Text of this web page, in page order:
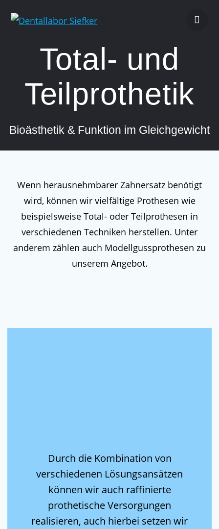
Total- und
Teilprothetik
Bioästhetik & Funktion im Gleichgewicht
Wenn herausnehmbarer Zahnersatz benötigt
wird, können wir vielfältige Prothesen wie
beispielsweise Total- oder Teilprothesen in
verschiedenen Techniken herstellen. Unter
anderem zählen auch Modellgussprothesen zu
unserem Angebot.
Durch die Kombination von
verschiedenen Lösungsansätzen
können wir auch raffinierte
prothetische Versorgungen
realisieren, auch hierbei setzen wir